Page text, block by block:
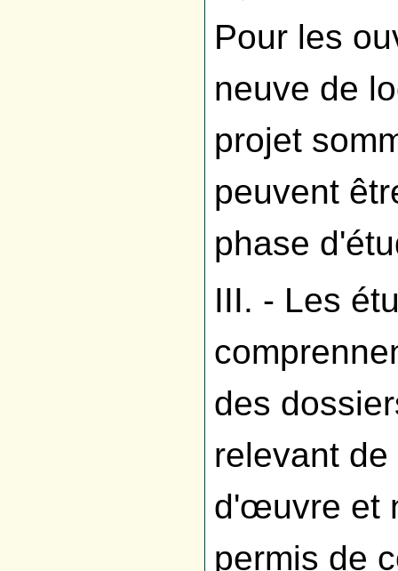
Pour les
neuve de
projet
peuvent
phase
III. - Les
des
relevant
d'œuvre et
permis de